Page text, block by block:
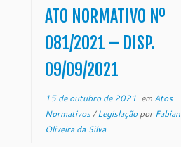
TRIBUNAL DE
ESTADO DO ESPÍRITO
no uso de suas atribuições
CONSIDERANDO o
[…]
ATO NORMATIVO Nº
081/2021 – DISP.
09/09/2021
15 de outubro de 2021 em Atos
Normativos/Legislaçãopor
Oliveira da Silva